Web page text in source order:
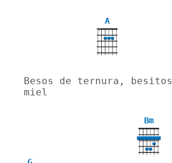
A
X
Besos de ternura,
miel
Bm